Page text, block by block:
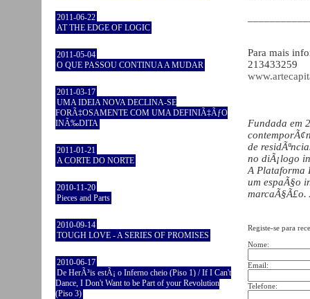
2011-06-22
AT THE EDGE OF LOGIC
2011-05-04
O QUE PASSOU CONTINUA A MUDAR
2011-03-17
UMA IDEIA NOVA DECLINA-SE
FORÃ‡OSAMENTE COM UMA DEFINIÃ‡ÃƒO
INÃ‰DITA
2011-01-21
A CORTE DO NORTE
2010-11-20
Pieces and Parts
2010-09-14
TOUGH LOVE - A SERIES OF PROMISES
2010-06-17
De HerÃ³is estÃ¡ o Inferno cheio (Piso 1) / If I Can't
Dance, I Don't Want to be Part of your Revolution
(Piso 3)
Para mais
213433259
Fundada em
de
no diÃ¡logo
A Plataforma
um espaÃ§o
marcaÃ§Ã£o.
Registe-se para
Nome:
Email:
Telefone: